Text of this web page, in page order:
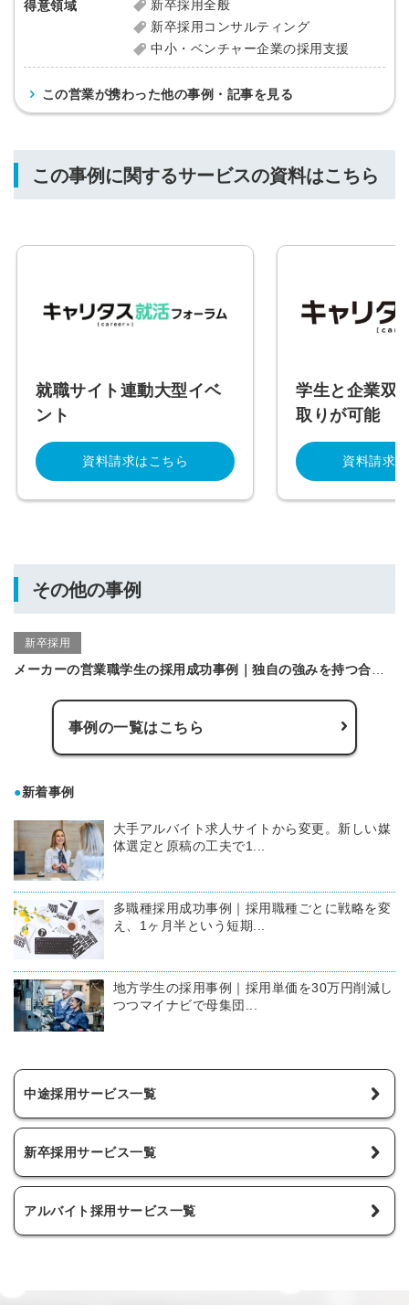
得意領域
新卒採用全般
新卒採用コンサルティング
中小・ベンチャー企業の採用支援
この営業が携わった他の事例・記事を見る
この事例に関するサービスの資料はこちら
就職サイト連動大型イベ
ント
資料請求はこちら
学生と企業双
取りが可能
資料請求
その他の事例
新卒採用
事例の一覧はこちら
●新着事例
大手アルバイト求人サイトから変更。新しい媒
体選定と原稿の工夫で1...
多職種採用成功事例｜採用職種ごとに戦略を変
え、1ヶ月半という短期...
地方学生の採用事例｜採用単価を30万円削減し
つつマイナビで母集団...
中途採用サービス一覧
新卒採用サービス一覧
アルバイト採用サービス一覧